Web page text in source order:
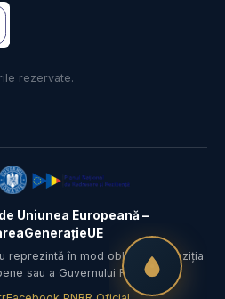
rezervate.
Uniunea Europeană –
reprezintă în mod obligatoriu poziția
sau a Guvernului României.